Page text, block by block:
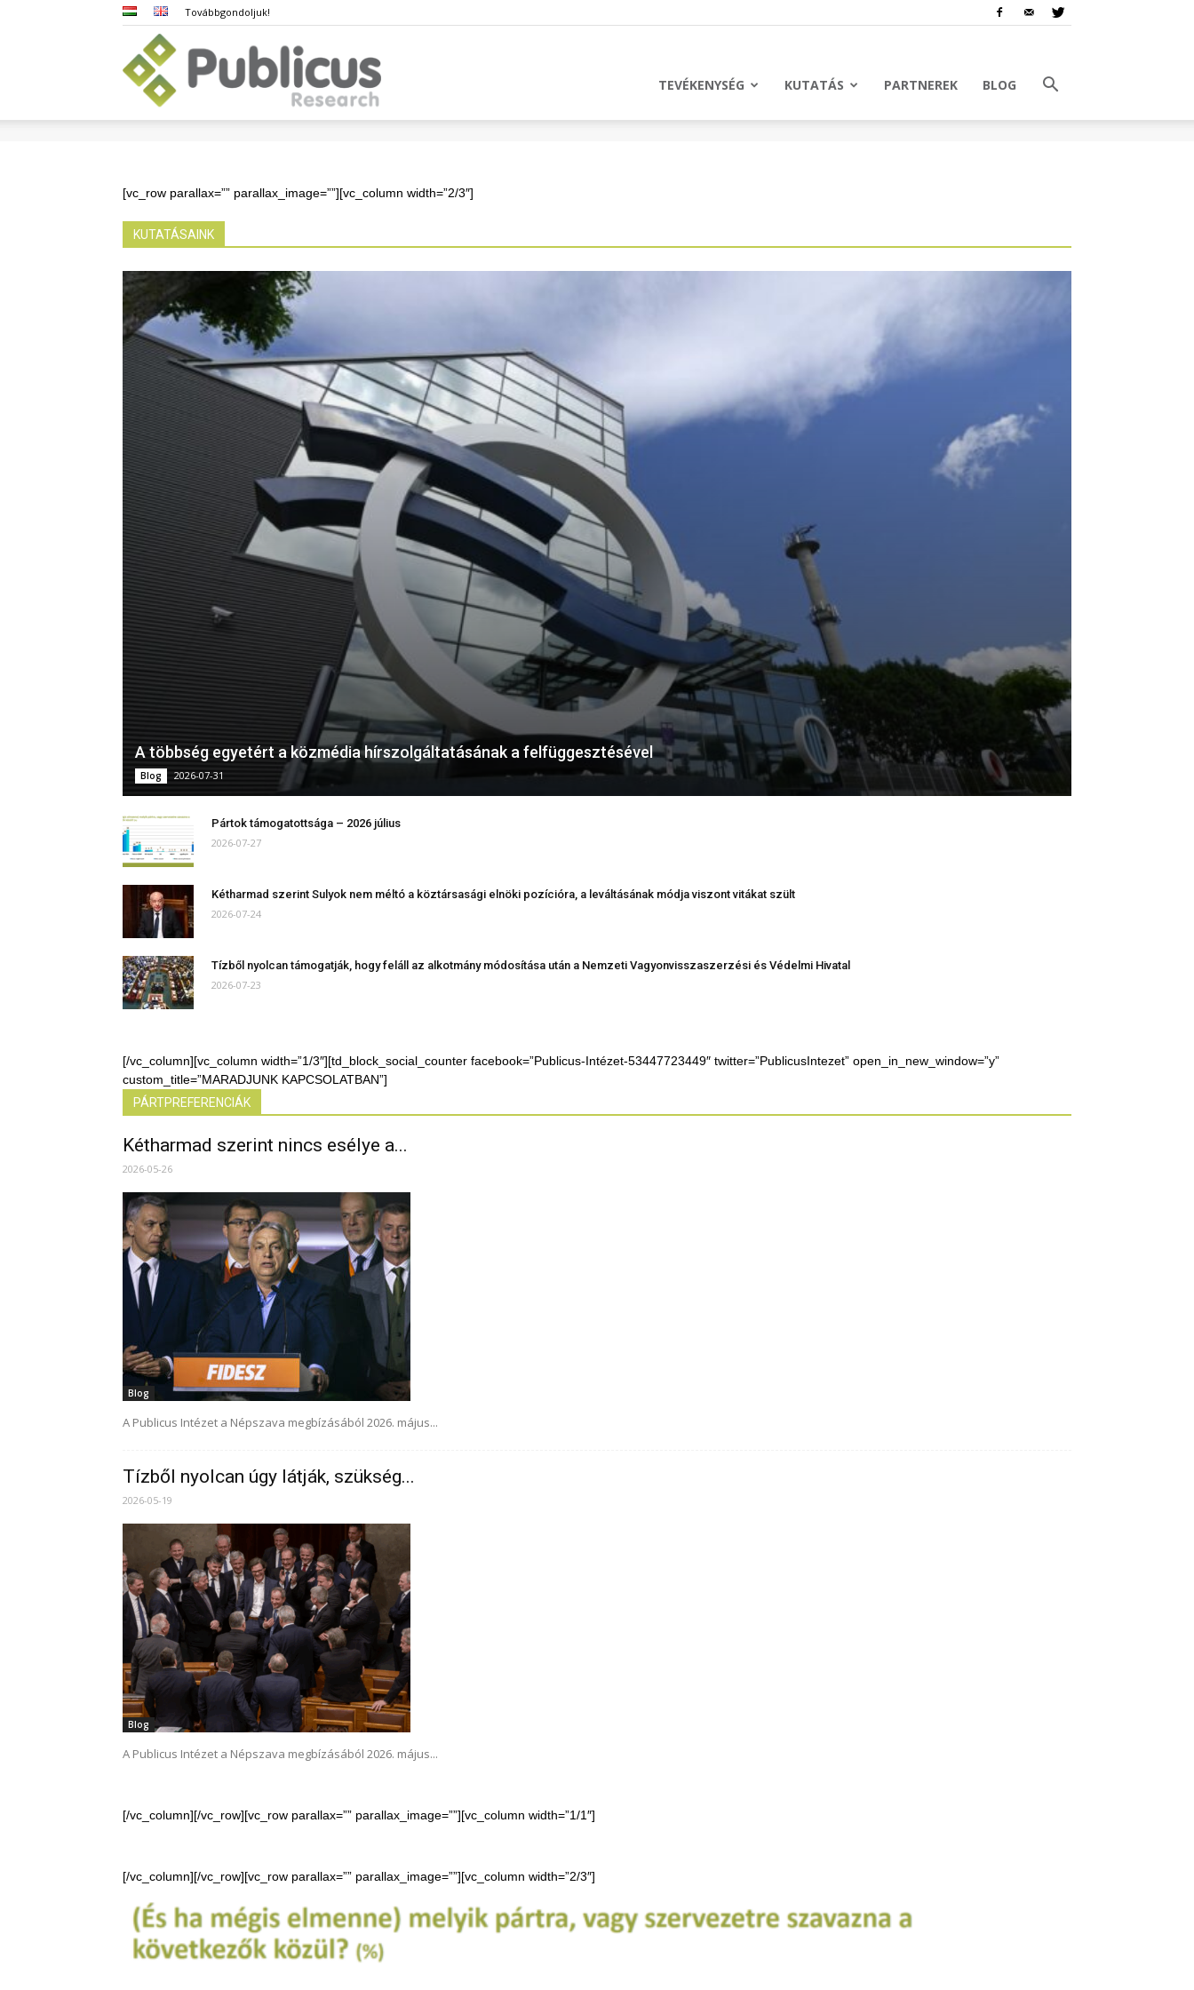
Továbbgondoljuk!
Publicus
TEVÉKENYSÉG KUTATÁS PARTNEREK BLOG
[vc_row parallax=”” parallax_image=””][vc_column width=”2/3″]
KUTATÁSAINK
A többség egyetért a közmédia hírszolgáltatásának a felfüggesztésével
Blog 2026-07-31
Pártok támogatottsága – 2026 július
2026-07-27
Kétharmad szerint Sulyok nem méltó a köztársasági elnöki pozícióra, a leváltásának módja viszont vitákat szült
2026-07-24
Tízből nyolcan támogatják, hogy feláll az alkotmány módosítása után a Nemzeti Vagyonvisszaszerzési és Védelmi Hivatal
2026-07-23
[/vc_column][vc_column width=”1/3″][td_block_social_counter facebook=”Publicus-Intézet-53447723449″ twitter=”PublicusIntezet” open_in_new_window=”y”
custom_title=”MARADJUNK KAPCSOLATBAN”]
PÁRTPREFERENCIÁK
Kétharmad szerint nincs esélye a...
2026-05-26
Blog
A Publicus Intézet a Népszava megbízásából 2026. május...
Tízből nyolcan úgy látják, szükség...
2026-05-19
Blog
A Publicus Intézet a Népszava megbízásából 2026. május...
[/vc_column][/vc_row][vc_row parallax=”” parallax_image=””][vc_column width=”1/1″]
[/vc_column][/vc_row][vc_row parallax=”” parallax_image=””][vc_column width=”2/3″]